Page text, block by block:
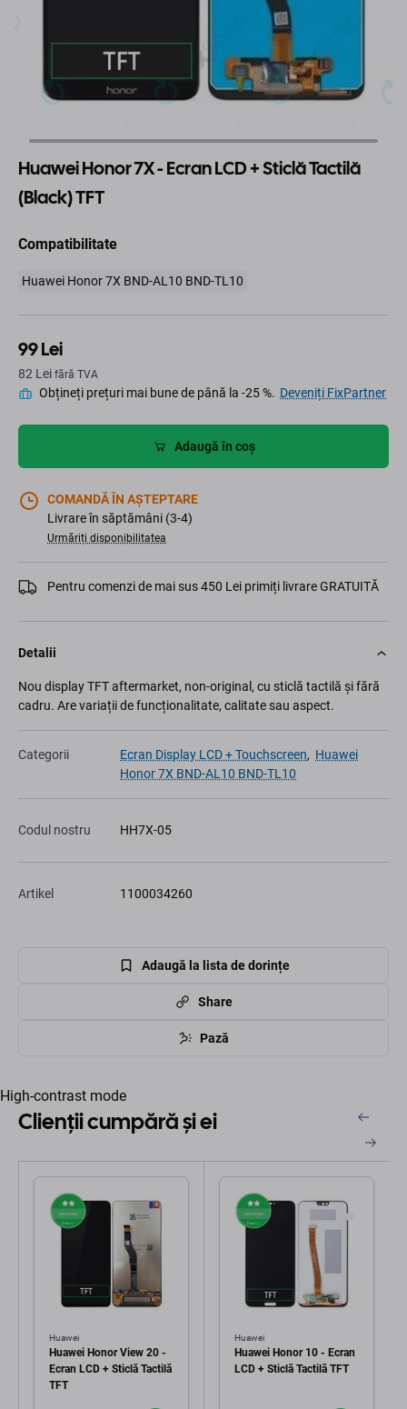
Huawei Honor 7X - Ecran LCD + Sticlă Tactilă
(Black) TFT
Compatibilitate
Huawei Honor 7X BND-AL10 BND-TL10
99 Lei
82 Lei fără TVA
Obțineți prețuri mai bune de până la -25 %. Deveniți FixPartner
Adaugă în coș
COMANDĂ ÎN AȘTEPTARE
Livrare în săptămâni (3-4)
Urmăriți disponibilitatea
Pentru comenzi de mai sus 450 Lei primiți livrare GRATUITĂ
Detalii
Nou display TFT aftermarket, non-original, cu sticlă tactilă și fără
cadru. Are variații de funcționalitate, calitate sau aspect.
Categorii Ecran Display LCD + Touchscreen, Huawei
Honor 7X BND-AL10 BND-TL10
Codul nostru HH7X-05
Artikel 1100034260
Adaugă la lista de dorințe
Share
Pază
High-contrast mode
Clienții cumpără și ei
Huawei
Huawei Honor View 20 -
Ecran LCD + Sticlă Tactilă
TFT
Huawei
Huawei Honor 10 - Ecran
LCD + Sticlă Tactilă TFT